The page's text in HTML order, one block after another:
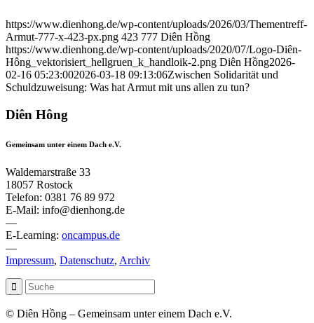
https://www.dienhong.de/wp-content/uploads/2026/03/Thementreff-
Armut-777-x-423-px.png 423 777 Diên Hồng
https://www.dienhong.de/wp-content/uploads/2020/07/Logo-Diên-
Hông_vektorisiert_hellgruen_k_handloik-2.png Diên Hồng2026-
02-16 05:23:002026-03-18 09:13:06Zwischen Solidarität und
Schuldzuweisung: Was hat Armut mit uns allen zu tun?
Diên Hông
Gemeinsam unter einem Dach e.V.
Waldemarstraße 33
18057 Rostock
Telefon: 0381 76 89 972
E-Mail: info@dienhong.de
—
E-Learning: oncampus.de
—
Impressum, Datenschutz, Archiv
© Diên Hồng – Gemeinsam unter einem Dach e.V.